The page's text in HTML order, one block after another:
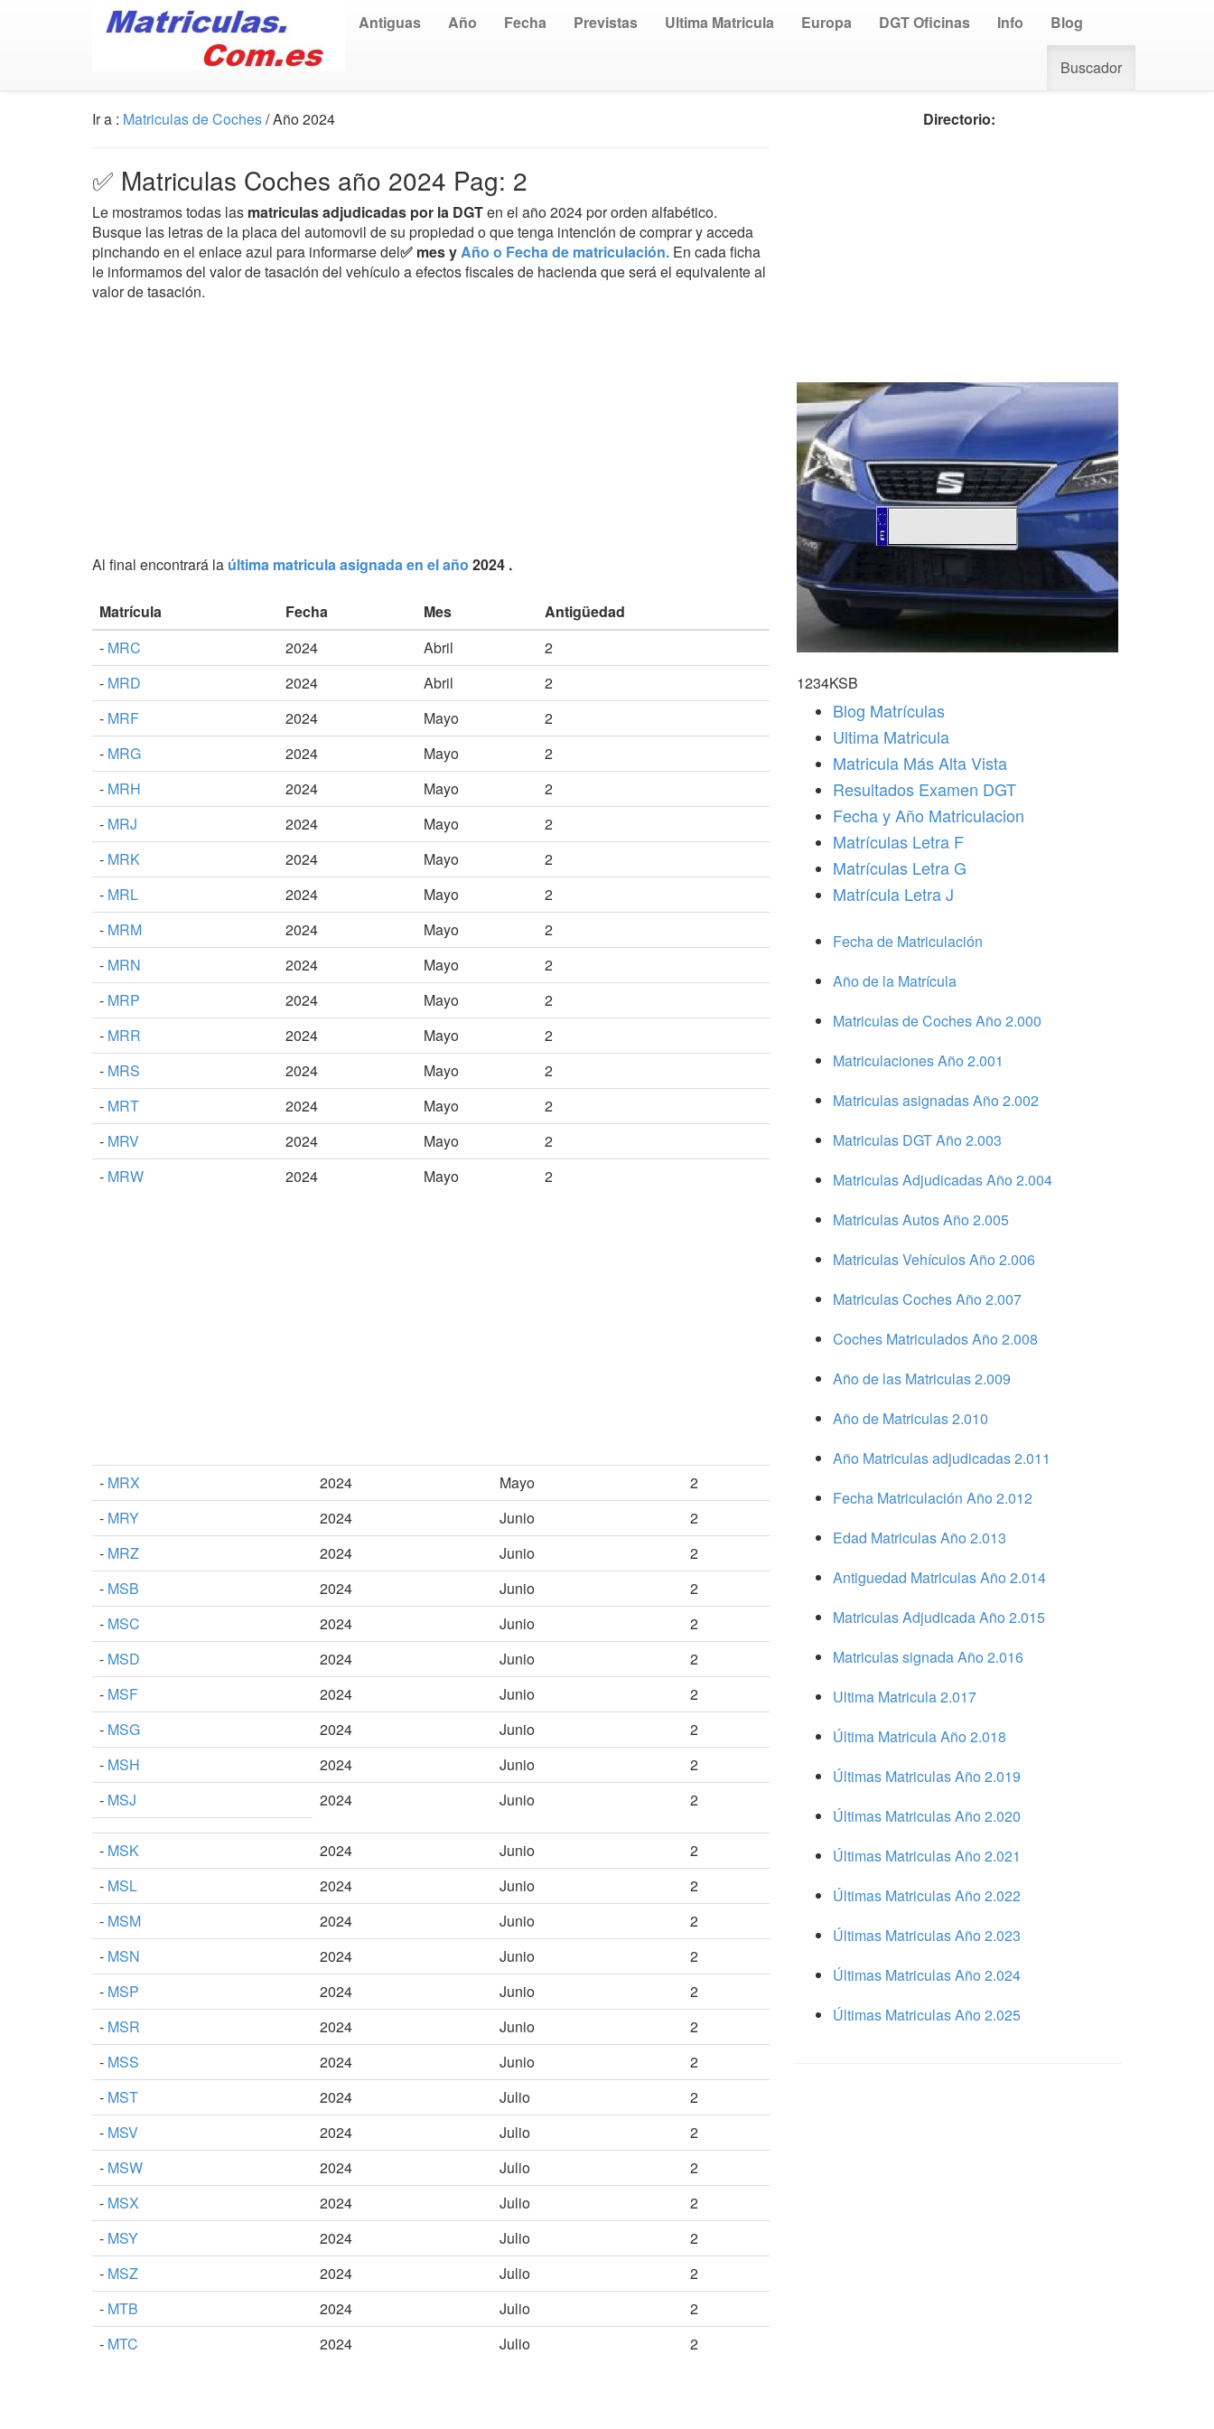
Antiguas Año Fecha Previstas Ultima Matricula Europa DGT Oficinas Info Blog
Buscador
Ir a : Matriculas de Coches/ Año 2024
✅ Matriculas Coches año 2024 Pag: 2
Le mostramos todas las matriculas adjudicadas por la DGTen el año 2024 por orden alfabético.
Busque las letras de la placa del automovil de su propiedad o que tenga intención de comprar y acceda
pinchando en el enlace azul para informarse del✅ mes yAño o Fecha de matriculación. En cada ficha
le informamos del valor de tasación del vehículo a efectos fiscales de hacienda que será el equivalente al
valor de tasación.
Al final encontrará la última matricula asignada en el año 2024 .
Matrícula Fecha Mes
Antigüedad
- MRC 2024 Abril
2
- MRD 2024 Abril
2
- MRF 2024 Mayo
2
- MRG 2024 Mayo
2
- MRH 2024 Mayo
2
- MRJ 2024 Mayo
2
- MRK 2024 Mayo
2
- MRL 2024 Mayo
2
- MRM 2024 Mayo
2
- MRN 2024 Mayo
2
- MRP 2024 Mayo
2
- MRR 2024 Mayo
2
- MRS 2024 Mayo
2
- MRT 2024 Mayo
2
- MRV 2024 Mayo
2
- MRW 2024 Mayo 2
- MRX 2024 Mayo
2
- MRY 2024 Junio
2
- MRZ 2024 Junio
2
- MSB 2024 Junio
2
- MSC 2024 Junio
2
- MSD 2024 Junio
2
- MSF 2024 Junio
2
- MSG 2024 Junio
2
- MSH 2024 Junio
2
- MSJ 2024 Junio 2
- MSK 2024 Junio
2
- MSL 2024 Junio
2
- MSM 2024 Junio
2
- MSN 2024 Junio
2
- MSP 2024 Junio
2
- MSR 2024 Junio
2
- MSS 2024 Junio
2
- MST 2024 Julio
2
- MSV 2024 Julio
2
- MSW 2024 Julio
2
- MSX 2024 Julio
2
- MSY 2024 Julio
2
- MSZ 2024 Julio
2
- MTB 2024 Julio
2
- MTC 2024 Julio 2
Directorio:
1234KSB
Blog Matrículas
Ultima Matricula
Matricula Más Alta Vista
Resultados Examen DGT
Fecha y Año Matriculacion
Matrículas Letra F
Matrículas Letra G
Matrícula Letra J
Fecha de Matriculación
Año de la Matrícula
Matriculas de Coches Año 2.000
Matriculaciones Año 2.001
Matriculas asignadas Año 2.002
Matriculas DGT Año 2.003
Matriculas Adjudicadas Año 2.004
Matriculas Autos Año 2.005
Matriculas Vehículos Año 2.006
Matriculas Coches Año 2.007
Coches Matriculados Año 2.008
Año de las Matriculas 2.009
Año de Matriculas 2.010
Año Matriculas adjudicadas 2.011
Fecha Matriculación Año 2.012
Edad Matriculas Año 2.013
Antiguedad Matriculas Año 2.014
Matriculas Adjudicada Año 2.015
Matriculas signada Año 2.016
Ultima Matricula 2.017
Última Matricula Año 2.018
Últimas Matriculas Año 2.019
Últimas Matriculas Año 2.020
Últimas Matriculas Año 2.021
Últimas Matriculas Año 2.022
Últimas Matriculas Año 2.023
Últimas Matriculas Año 2.024
Últimas Matriculas Año 2.025